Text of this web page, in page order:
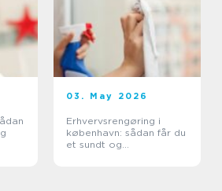
03. May 2026
Erhvervsrengøring i
københavn: sådan får du
et sundt og